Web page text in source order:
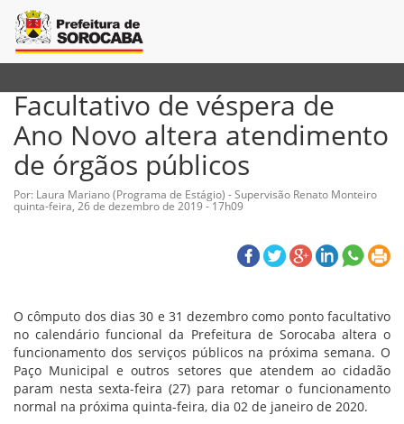
Facultativo de véspera de
Ano Novo altera atendimento
de órgãos públicos
Por: Laura Mariano (Programa de Estágio) - Supervisão Renato Monteiro
quinta-feira, 26 de dezembro de 2019 - 17h09
O cômputo dos dias 30 e 31 dezembro como ponto facultativo
no calendário funcional da Prefeitura de Sorocaba altera o
funcionamento dos serviços públicos na próxima semana. O
Paço Municipal e outros setores que atendem ao cidadão
param nesta sexta-feira (27) para retomar o funcionamento
normal na próxima quinta-feira, dia 02 de janeiro de 2020.